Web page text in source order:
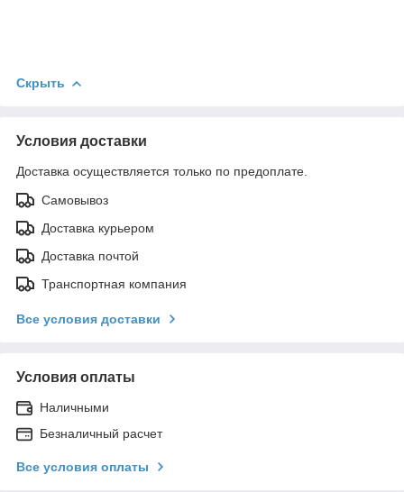
Скрыть
Условия доставки
Доставка осуществляется только по предоплате.
Самовывоз
Доставка курьером
Доставка почтой
Транспортная компания
Все условия доставки
Условия оплаты
Наличными
Безналичный расчет
Все условия оплаты